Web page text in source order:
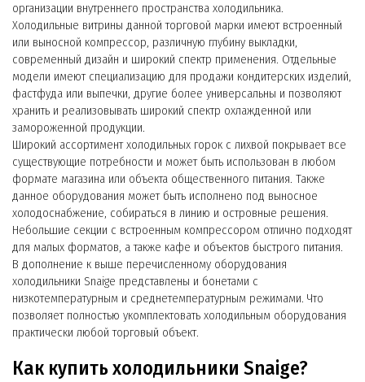
организации внутреннего пространства холодильника.
Холодильные витрины данной торговой марки имеют встроенный
или выносной компрессор, различную глубину выкладки,
современный дизайн и широкий спектр применения. Отдельные
модели имеют специализацию для продажи кондитерских изделий,
фастфуда или выпечки, другие более универсальны и позволяют
хранить и реализовывать широкий спектр охлажденной или
замороженной продукции.
Широкий ассортимент холодильных горок с лихвой покрывает все
существующие потребности и может быть использован в любом
формате магазина или объекта общественного питания. Также
данное оборудования может быть исполнено под выносное
холодоснабжение, собираться в линию и островные решения.
Небольшие секции с встроенным компрессором отлично подходят
для малых форматов, а также кафе и объектов быстрого питания.
В дополнение к выше перечисленному оборудования
холодильники Snaige представлены и бонетами с
низкотемпературным и среднетемпературным режимами. Что
позволяет полностью укомплектовать холодильным оборудования
практически любой торговый объект.
Как купить холодильники Snaige?